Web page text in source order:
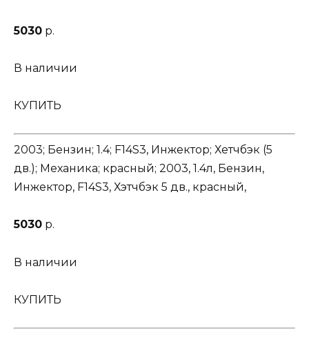
5030 р.
В наличии
КУПИТЬ
2003; Бензин; 1.4; F14S3, Инжектор; Хетчбэк (5
дв.); Механика; красный; 2003, 1.4л, Бензин,
Инжектор, F14S3, Хэтчбэк 5 дв., красный,
5030 р.
В наличии
КУПИТЬ